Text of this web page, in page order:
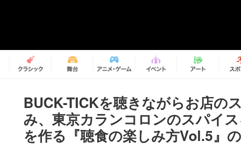
BUCK-TICKを聴きながらお店の
み、東京カランコロンのスパイ
を作る『聴食の楽しみ方Vol.5』